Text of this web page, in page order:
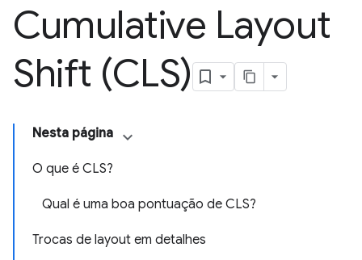
Cumulative Layout
Shift (CLS)
Nesta página
O que é CLS?
Qual é uma boa pontuação de CLS?
Trocas de layout em detalhes